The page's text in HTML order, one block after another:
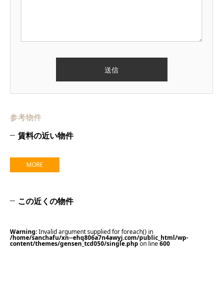
参考物件
賃料の近い物件
MORE
この近くの物件
Warning: Invalid argument supplied for foreach() in
/home/sanchafu/xn--ehq806a7n4awyj.com/public_html/wp-
content/themes/gensen_tcd050/single.php on line600